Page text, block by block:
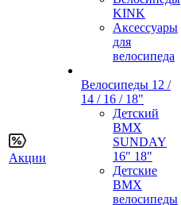
Акции
KINK
Аксессуары
для
велосипеда
Велосипеды 12 /
14 / 16 / 18"
Детский
BMX
SUNDAY
16" 18"
Детские
BMX
велосипеды